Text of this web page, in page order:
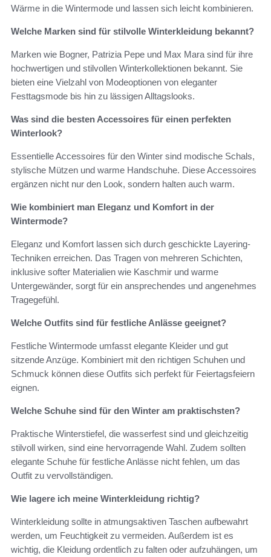
Wärme in die Wintermode und lassen sich leicht kombinieren.
Welche Marken sind für stilvolle Winterkleidung bekannt?
Marken wie Bogner, Patrizia Pepe und Max Mara sind für ihre
hochwertigen und stilvollen Winterkollektionen bekannt. Sie
bieten eine Vielzahl von Modeoptionen von eleganter
Festtagsmode bis hin zu lässigen Alltagslooks.
Was sind die besten Accessoires für einen perfekten
Winterlook?
Essentielle Accessoires für den Winter sind modische Schals,
stylische Mützen und warme Handschuhe. Diese Accessoires
ergänzen nicht nur den Look, sondern halten auch warm.
Wie kombiniert man Eleganz und Komfort in der
Wintermode?
Eleganz und Komfort lassen sich durch geschickte Layering-
Techniken erreichen. Das Tragen von mehreren Schichten,
inklusive softer Materialien wie Kaschmir und warme
Untergewänder, sorgt für ein ansprechendes und angenehmes
Tragegefühl.
Welche Outfits sind für festliche Anlässe geeignet?
Festliche Wintermode umfasst elegante Kleider und gut
sitzende Anzüge. Kombiniert mit den richtigen Schuhen und
Schmuck können diese Outfits sich perfekt für Feiertagsfeiern
eignen.
Welche Schuhe sind für den Winter am praktischsten?
Praktische Winterstiefel, die wasserfest sind und gleichzeitig
stilvoll wirken, sind eine hervorragende Wahl. Zudem sollten
elegante Schuhe für festliche Anlässe nicht fehlen, um das
Outfit zu vervollständigen.
Wie lagere ich meine Winterkleidung richtig?
Winterkleidung sollte in atmungsaktiven Taschen aufbewahrt
werden, um Feuchtigkeit zu vermeiden. Außerdem ist es
wichtig, die Kleidung ordentlich zu falten oder aufzuhängen, um